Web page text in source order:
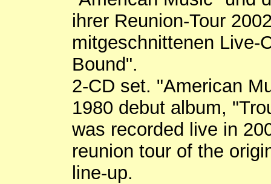
ihrer Reunion-Tour
mitgeschnittenen Live-
Bound".
2-CD set. "American
1980 debut album,
was recorded live in
reunion tour of the
line-up.